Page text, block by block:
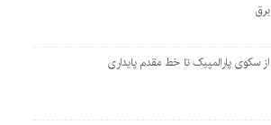
برق
از سکوی پارالمپیک تا خط مقدم پایداری